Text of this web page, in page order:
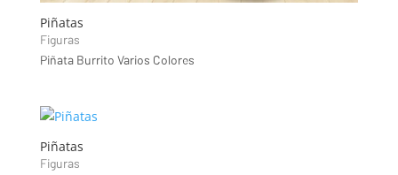
Piñatas
Figuras
Piñata Burrito Varios Colores
Piñatas
Figuras